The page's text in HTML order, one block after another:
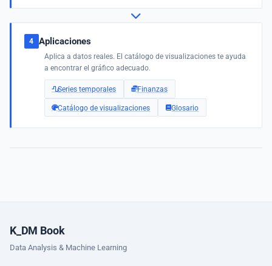
4 Aplicaciones
Aplica a datos reales. El catálogo de visualizaciones te ayuda
a encontrar el gráfico adecuado.
Series temporales Finanzas
Catálogo de visualizaciones Glosario
K_DM Book
Data Analysis & Machine Learning